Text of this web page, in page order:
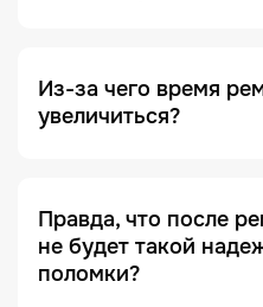
был действительно
именно случилось с
Из-за чего время
увеличиться?
ремонта возникает на
проблема проявляется
зафиксировать и
Правда, что после
не будет такой
поломки?